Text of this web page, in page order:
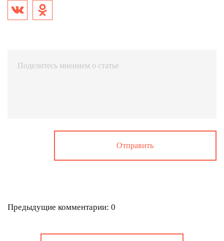
Предыдущие комментарии: 0